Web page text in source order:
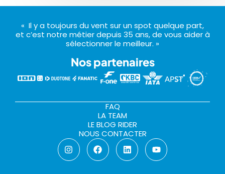
« Il y a toujours du vent sur un spot quelque part,
et c’est notre métier depuis 35 ans, de vous aider à
sélectionner le meilleur. »
Nos partenaires
FAQ
LA TEAM
LE BLOG RIDER
NOUS CONTACTER